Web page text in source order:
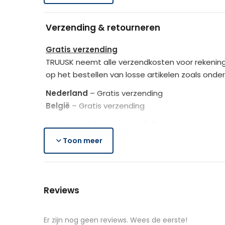
Houd je keuken georganiseerd en elegant –
Verpakkingsafmetingen (LxBxH)
Afmetingen
Verpakking
Kleur
Materiaal
Verzending & retourneren
Gratis verzending
TRUUSK neemt alle verzendkosten voor
op het bestellen van losse artikelen zoals
Nederland – Gratis verzending
België – Gratis verzending
Lees hier meer..
Gratis retourneren
Je heb na de retourmelding nogmaals 14
de producten controleert TRUUSK het
aangeschafte product terug naar de koper.
Toon meer
Reviews
Er zijn nog geen reviews. Wees de eerste!